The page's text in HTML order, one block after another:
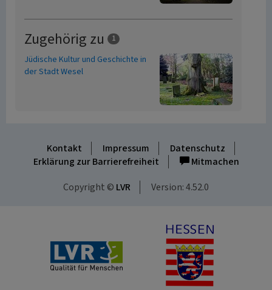
Zugehörig zu 1
Jüdische Kultur und Geschichte in
der Stadt Wesel
Kontakt Impressum
Datenschutz
Erklärung zur Barrierefreiheit
Mitmachen
Copyright © LVR Version: 4.52.0